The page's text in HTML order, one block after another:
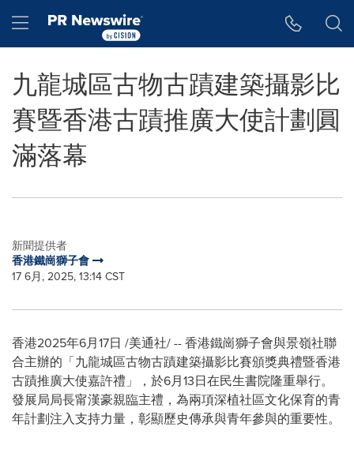
Hamburger menu
九龍城區古物古蹟建築攝影比
賽暨香港古蹟推廣大使計劃圓
滿落幕
新聞提供者
香港鐵崗獅子會
17 6月, 2025, 13:14 CST
香港2025年6月17日 /美通社/ -- 香港鐵崗獅子會與景嶺社聯
合主辦的「九龍城區古物古蹟建築攝影比賽頒獎典禮暨香港
古蹟推廣大使嘉許禮」，於6月13日在民生書院隆重舉行。
發展局局長甯漢豪親臨主禮，為兩項深植社區文化保育的青
年計劃注入支持力量，彰顯歷史傳承與青年參與的重要性。